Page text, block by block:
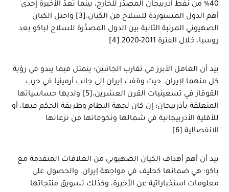
40% من نفط أذربيجان المصدَّر للخارج، بينما تُعدُّ الأخيرة إحدى
أهم الدول المستوردة للسلاح من الكيان.[3] واحتل الكيان
الصهيوني المرتبة الثانية بين الدول المصدِّرة للسلاح لباكو بعد
روسيا، خلال الفترة 2011-2020.[4]
بيد أن العامل الأبرز في تقارب الجانبين؛ يتمثل فيما يبدو في رؤية
كل منهما لإيران. حيث وقفت إيران إلى جانب أرمينيا في حرب
القوقاز في تسعينيات القرن العشرين،[5] ولديها حساسياتها
المتعلقة بأذربيجان؛ إن كان لجهة النظام وطريقة الحكم فيها، أو
للأقلية الأذربيجانية في شمالها وتخوفاتها من نزعاتها
الانفصالية.[6]
بيد أن أهم أهداف الكيان الصهيوني من العلاقات المتقدمة مع
باكو؛ هي ضمانها كحليف في مواجهة إيران، والحصول على
معلومات استخباراتية عن الأخيرة، وكذلك تسويق منتجاتها